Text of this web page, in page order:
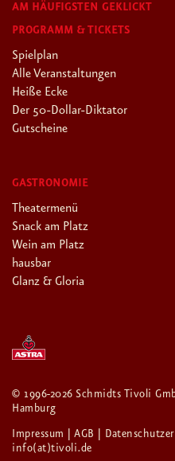
AM HÄUFIGSTEN GEKLICKT
PROGRAMM & TICKETS
Spielplan
Alle Veranstaltungen
Heiße Ecke
Der 50-Dollar-Diktator
Gutscheine
GASTRONOMIE
Theatermenü
Snack am Platz
Wein am Platz
hausbar
Glanz & Gloria
© 1996-2026 Schmidts Tivoli
Hamburg
Impressum
| AGB |
info(at)tivoli.de